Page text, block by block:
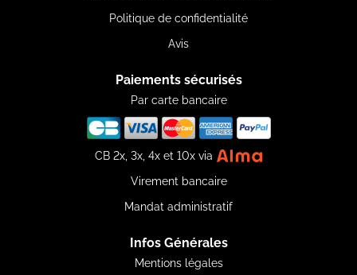
Politique de confidentialité
Avis
Paiements sécurisés
Par carte bancaire
CB 2x, 3x, 4x et 10x via
Virement bancaire
Mandat administratif
Infos Générales
Mentions légales